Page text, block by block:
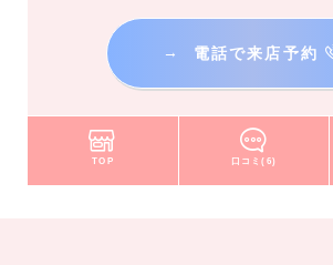
→ 電話で来店予約
TOP 口コミ(6)